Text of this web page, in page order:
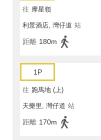
往 摩星嶺
利景酒店, 灣仔道 站
距離 180m
1P
往 跑馬地 (上)
天樂里, 灣仔道 站
距離 170m